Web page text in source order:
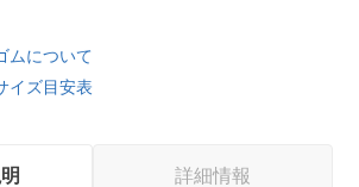
ムについて
イズ目安表
詳細情報